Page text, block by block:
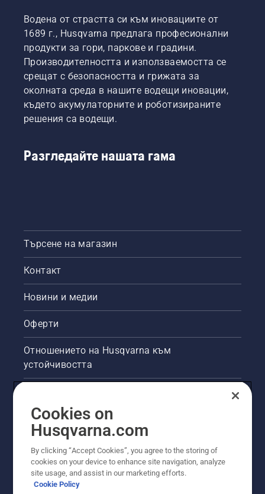
Водена от страстта си към иновациите от
1689 г., Husqvarna предлага професионални
продукти за гори, паркове и градини.
Производителността и използваемостта се
срещат с безопасността и грижата за
околната среда в нашите водещи иновации,
където акумулаторните и роботизираните
решения са водещи.
Разгледайте нашата гама
Търсене на магазин
Контакт
Новини и медии
Оферти
Отношението на Husqvarna към
устойчивостта
Други сайтове на Husqvarna
Cookies on
Husqvarna.com
By clicking “Accept Cookies”, you agree to the storing of
cookies on your device to enhance site navigation, analyze
site usage, and assist in our marketing efforts.
Cookie Policy